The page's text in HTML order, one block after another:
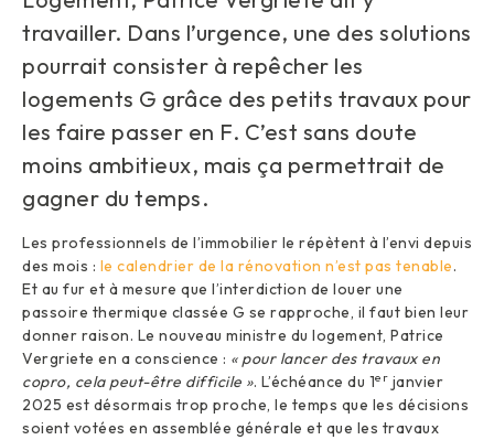
travailler. Dans l’urgence, une des solutions
pourrait consister à repêcher les
logements G grâce des petits travaux pour
les faire passer en F. C’est sans doute
moins ambitieux, mais ça permettrait de
gagner du temps.
Les professionnels de l’immobilier le répètent à l’envi depuis
des mois : le calendrier de la rénovation n’est pas tenable.
Et au fur et à mesure que l’interdiction de louer une
passoire thermique classée G se rapproche, il faut bien leur
donner raison. Le nouveau ministre du logement, Patrice
Vergriete en a conscience : « pour lancer des travaux en
copro, cela peut-être difficile ». L’échéance du 1er janvier
2025 est désormais trop proche, le temps que les décisions
soient votées en assemblée générale et que les travaux